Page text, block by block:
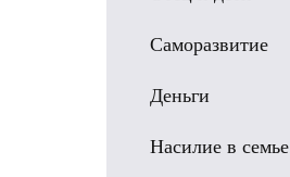
Саморазвитие
Деньги
Насилие в семье